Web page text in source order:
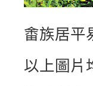
畬族居平
以上圖片